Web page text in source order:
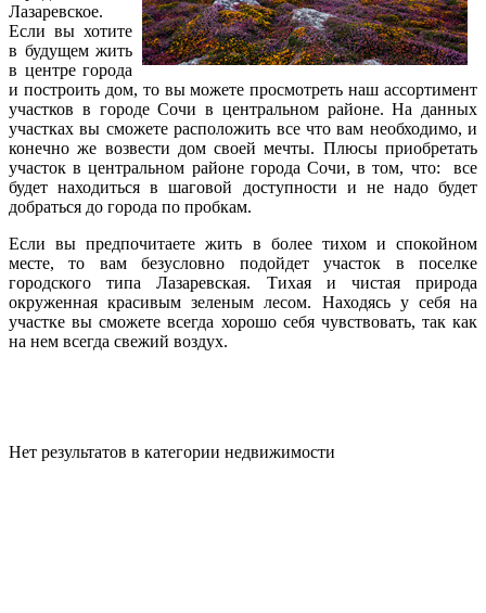
Лазаревское.
Если вы хотите
в будущем жить
в центре города
и построить дом, то вы можете просмотреть наш ассортимент
участков в городе Сочи в центральном районе. На данных
участках вы сможете расположить все что вам необходимо, и
конечно же возвести дом своей мечты. Плюсы приобретать
участок в центральном районе города Сочи, в том, что: все
будет находиться в шаговой доступности и не надо будет
добраться до города по пробкам.
Если вы предпочитаете жить в более тихом и спокойном
месте, то вам безусловно подойдет участок в поселке
городского типа Лазаревская. Тихая и чистая природа
окруженная красивым зеленым лесом. Находясь у себя на
участке вы сможете всегда хорошо себя чувствовать, так как
на нем всегда свежий воздух.
Нет результатов в категории недвижимости